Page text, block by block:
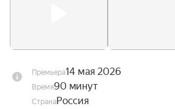
Премьера14 мая 2026
Время90 минут
СтранаРоссия